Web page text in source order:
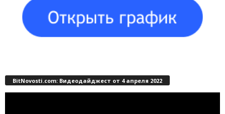
BitNovosti.com: Видеодайджест от 4 апреля 2022